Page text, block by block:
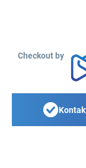
Checkout by